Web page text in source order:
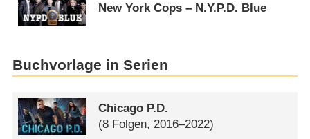
New York Cops – N.Y.P.D. Blue
Buchvorlage in Serien
Chicago P.D.
(8 Folgen, 2016–2022)